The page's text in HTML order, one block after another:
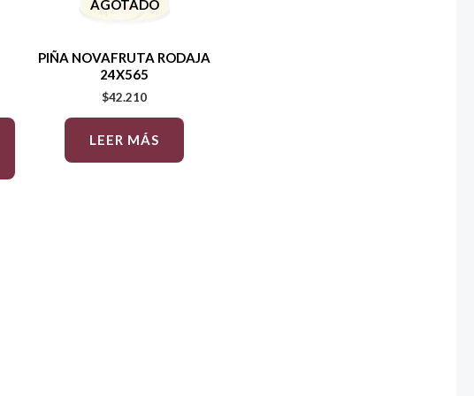
AGOTADO
PIÑA NOVAFRUTA RODAJA
24X565
$42.210
LEER MÁS